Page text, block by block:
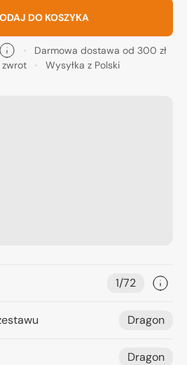
DO KOSZYKA
Darmowa dostawa od 300 zł
zwrot
Wysyłka z Polski
1/72
Dragon
Dragon